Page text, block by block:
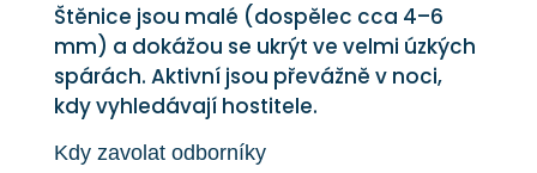
Štěnice jsou malé (dospělec cca 4–6
mm) a dokážou se ukrýt ve velmi úzkých
spárách. Aktivní jsou převážně v noci,
kdy vyhledávají hostitele.
Kdy zavolat odborníky